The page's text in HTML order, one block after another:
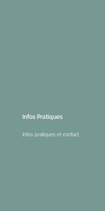
Infos Pratiques
Infos pratiques et contact